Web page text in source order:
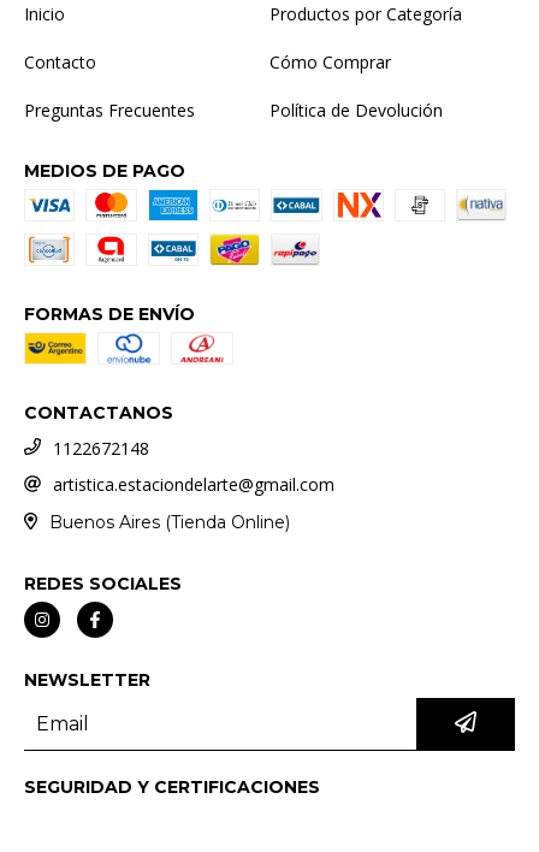
Inicio Productos por Categoría
Contacto Cómo Comprar
Preguntas Frecuentes Política de Devolución
MEDIOS DE PAGO
FORMAS DE ENVÍO
CONTACTANOS
1122672148
artistica.estaciondelarte@gmail.com
Buenos Aires (Tienda Online)
REDES SOCIALES
NEWSLETTER
SEGURIDAD Y CERTIFICACIONES